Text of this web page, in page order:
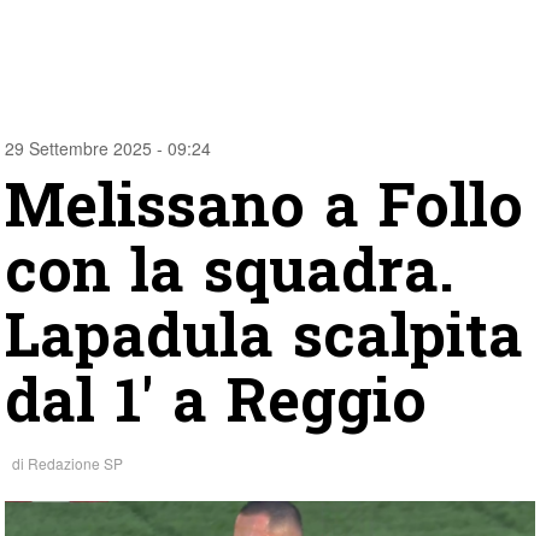
29 Settembre 2025 - 09:24
Melissano a Follo
con la squadra.
Lapadula scalpita
dal 1′ a Reggio
di Redazione SP